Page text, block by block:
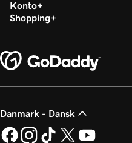
Konto
Shopping
Danmark - Dansk